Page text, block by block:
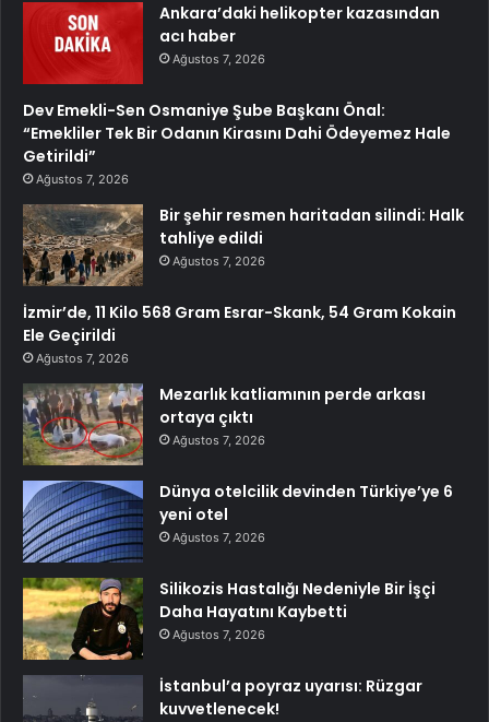
Ankara’daki helikopter kazasından
acı haber
Ağustos 7, 2026
Dev Emekli-Sen Osmaniye Şube Başkanı Önal:
“Emekliler Tek Bir Odanın Kirasını Dahi Ödeyemez Hale
Getirildi”
Ağustos 7, 2026
Bir şehir resmen haritadan silindi: Halk
tahliye edildi
Ağustos 7, 2026
İzmir’de, 11 Kilo 568 Gram Esrar-Skank, 54 Gram Kokain
Ele Geçirildi
Ağustos 7, 2026
Mezarlık katliamının perde arkası
ortaya çıktı
Ağustos 7, 2026
Dünya otelcilik devinden Türkiye’ye 6
yeni otel
Ağustos 7, 2026
Silikozis Hastalığı Nedeniyle Bir İşçi
Daha Hayatını Kaybetti
Ağustos 7, 2026
İstanbul’a poyraz uyarısı: Rüzgar
kuvvetlenecek!